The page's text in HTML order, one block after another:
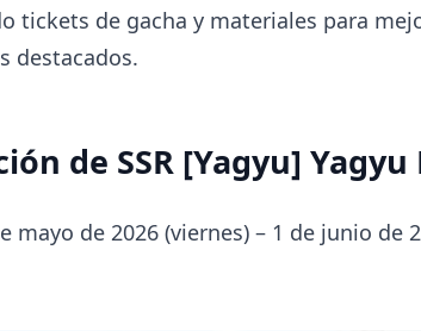
tickets de gacha y materiales para
destacados.
de SSR [Yagyu]
mayo de 2026 (viernes) – 1 de junio de